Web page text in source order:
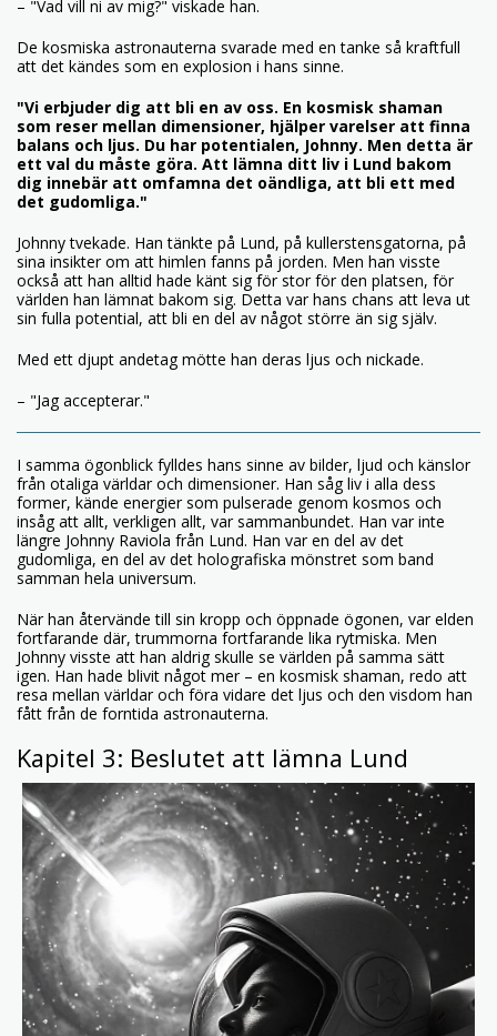
– "Vad vill ni av mig?" viskade han.
De kosmiska astronauterna svarade med en tanke så kraftfull
att det kändes som en explosion i hans sinne.
"Vi erbjuder dig att bli en av oss. En kosmisk shaman
som reser mellan dimensioner, hjälper varelser att finna
balans och ljus. Du har potentialen, Johnny. Men detta är
ett val du måste göra. Att lämna ditt liv i Lund bakom
dig innebär att omfamna det oändliga, att bli ett med
det gudomliga."
Johnny tvekade. Han tänkte på Lund, på kullerstensgatorna, på
sina insikter om att himlen fanns på jorden. Men han visste
också att han alltid hade känt sig för stor för den platsen, för
världen han lämnat bakom sig. Detta var hans chans att leva ut
sin fulla potential, att bli en del av något större än sig själv.
Med ett djupt andetag mötte han deras ljus och nickade.
– "Jag accepterar."
I samma ögonblick fylldes hans sinne av bilder, ljud och känslor
från otaliga världar och dimensioner. Han såg liv i alla dess
former, kände energier som pulserade genom kosmos och
insåg att allt, verkligen allt, var sammanbundet. Han var inte
längre Johnny Raviola från Lund. Han var en del av det
gudomliga, en del av det holografiska mönstret som band
samman hela universum.
När han återvände till sin kropp och öppnade ögonen, var elden
fortfarande där, trummorna fortfarande lika rytmiska. Men
Johnny visste att han aldrig skulle se världen på samma sätt
igen. Han hade blivit något mer – en kosmisk shaman, redo att
resa mellan världar och föra vidare det ljus och den visdom han
fått från de forntida astronauterna.
Kapitel 3: Beslutet att lämna Lund